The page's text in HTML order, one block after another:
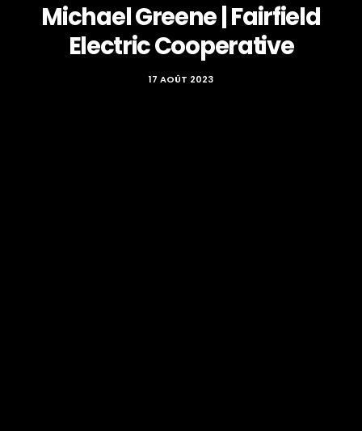
Michael Greene | Fairfield
Electric Cooperative
17 AOÛT 2023